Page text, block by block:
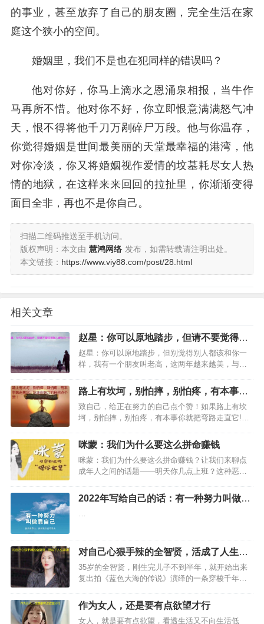
的事业，甚至放弃了自己的朋友圈，完全生活在家
庭这个狭小的空间。
婚姻里，我们不是也在犯同样的错误吗？
他对你好，你马上滴水之恩涌泉相报，当牛作
马再所不惜。他对你不好，你立即恨意满满怒气冲
天，恨不得将他千刀万剐碎尸万段。他与你温存，
你觉得婚姻是世间最美丽的天堂最幸福的港湾，他
对你冷淡，你又将婚姻视作爱情的坟墓耗尽女人热
情的地狱，在这样来来回回的拉扯里，你渐渐变得
面目全非，再也不是你自己。
扫描二维码推送至手机访问。
版权声明：本文由 慧鸿网络 发布，如需转载请注明出处。
本文链接： https://www.viy88.com/post/28.html
相关文章
赵星：你可以原地踏步，但请不要觉得别
人都和你一样
赵星：你可以原地踏步，但别觉得别人都该和你一
样，我有一个朋友叫老高，这两年越来越美，与高
子，纷纷一口咬定老高整容了；我把照片发在微博
上，本来想励个志，又有无数…
路上有坎坷，别怕摔，别怕疼，有本事就
走直它，给正在努力的自己点个赞！
致自己，给正在努力的自己点个赞！如果路上有坎
坷，别怕摔，别怕疼，有本事你就把弯路走直它!如
棘上趟着过!…
咪蒙：我们为什么要这么拼命赚钱
咪蒙：我们为什么要这么拼命赚钱？让我们来聊点
成年人之间的话题——明天你几点上班？这种恶趣
们别浪了，该回家了，谁不想明天睡个懒觉？大家
都想一直活在安逸的假期里…
2022年写给自己的话：有一种努力叫做靠
…
对自己心狠手辣的全智贤，活成了人生赢
家
35岁的全智贤，刚生完儿子不到半年，就开始出来
复出拍《蓝色大海的传说》演绎的一条穿梭千年的
富人的高端骗子”许俊宰，最终两人得以在这一世相
爱。…
作为女人，还是要有点欲望才行
女人，就是要有点欲望，看透生活又不向生活低